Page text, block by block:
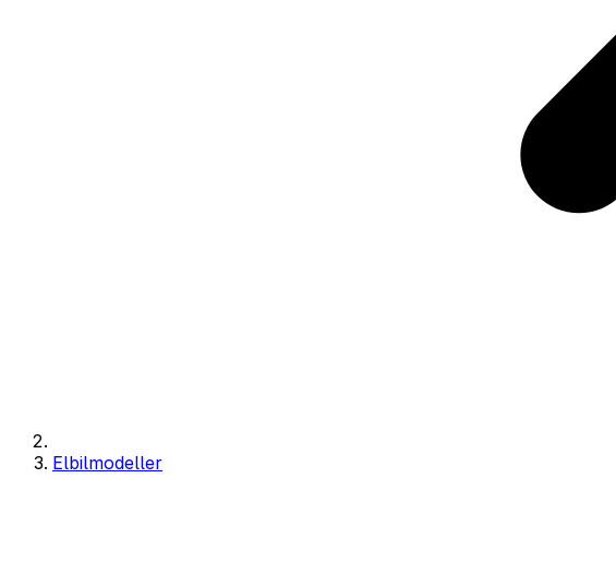
Elbilmodeller